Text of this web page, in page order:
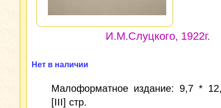
И.М.Слуцкого, 1922г.
Нет в наличии
Малоформатное издание: 9,7 *
[III] стр.